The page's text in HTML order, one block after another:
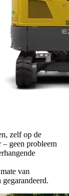
zelf op de
– geen probleem
van